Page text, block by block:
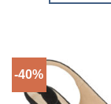
-40%